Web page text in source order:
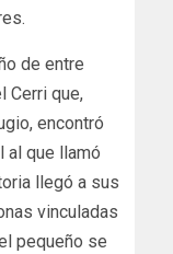
de entre
Cerri que,
encontró
al que llamó
llegó a sus
vinculadas
pequeño se